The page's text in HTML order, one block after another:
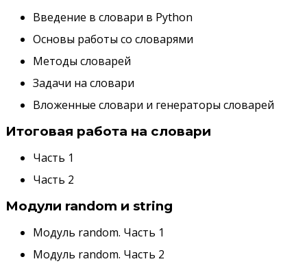
Введение в словари в Python
Основы работы со словарями
Методы словарей
Задачи на словари
Вложенные словари и генераторы словарей
Итоговая работа на словари
Часть 1
Часть 2
Модули random и string
Модуль random. Часть 1
Модуль random. Часть 2